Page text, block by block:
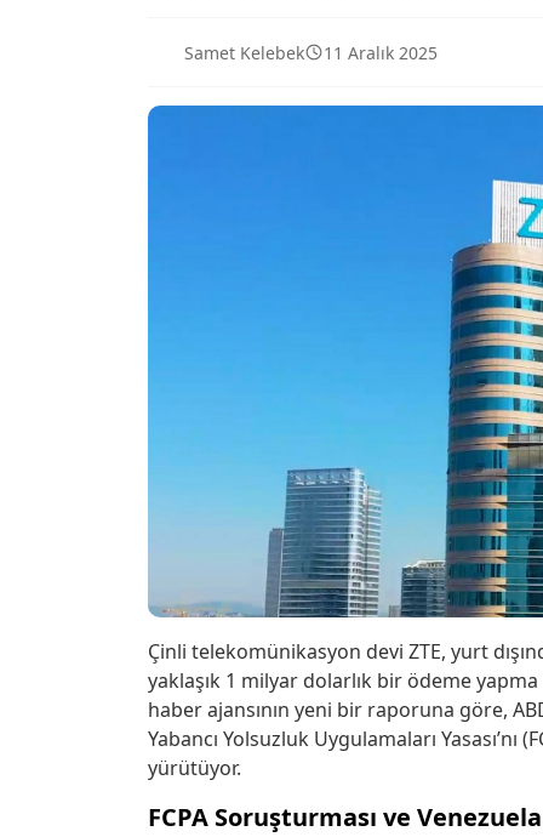
Samet Kelebek 11 Aralık 2025
Çinli telekomünikasyon devi ZTE, yurt
yaklaşık 1 milyar dolarlık bir ödeme
haber ajansının yeni bir raporuna göre,
Yabancı Yolsuzluk Uygulamaları
yürütüyor.
FCPA Soruşturması ve